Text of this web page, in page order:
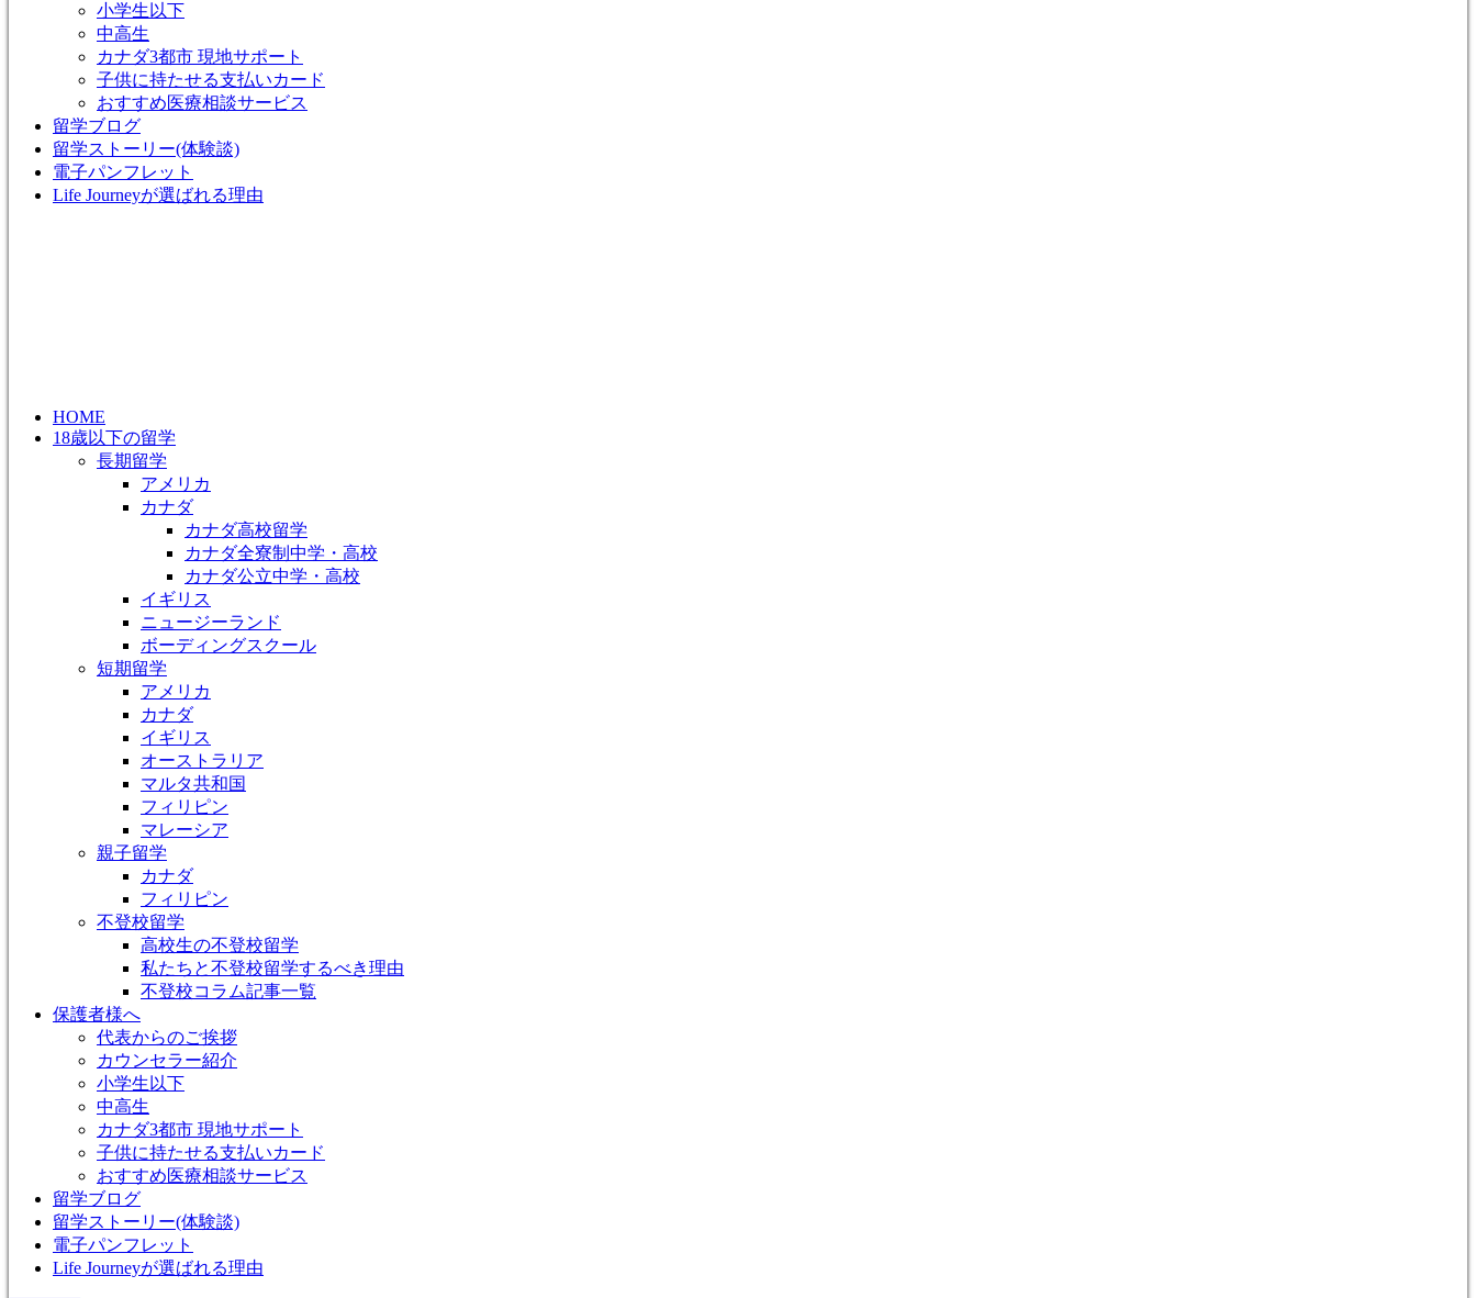
小学生以下
中高生
カナダ3都市 現地サポート
子供に持たせる支払いカード
おすすめ医療相談サービス
留学ブログ
留学ストーリー(体験談)
電子パンフレット
Life Journeyが選ばれる理由
HOME
18歳以下の留学
長期留学
アメリカ
カナダ
カナダ高校留学
カナダ全寮制中学・高校
カナダ公立中学・高校
イギリス
ニュージーランド
ボーディングスクール
短期留学
アメリカ
カナダ
イギリス
オーストラリア
マルタ共和国
フィリピン
マレーシア
親子留学
カナダ
フィリピン
不登校留学
高校生の不登校留学
私たちと不登校留学するべき理由
不登校コラム記事一覧
保護者様へ
代表からのご挨拶
カウンセラー紹介
小学生以下
中高生
カナダ3都市 現地サポート
子供に持たせる支払いカード
おすすめ医療相談サービス
留学ブログ
留学ストーリー(体験談)
電子パンフレット
Life Journeyが選ばれる理由